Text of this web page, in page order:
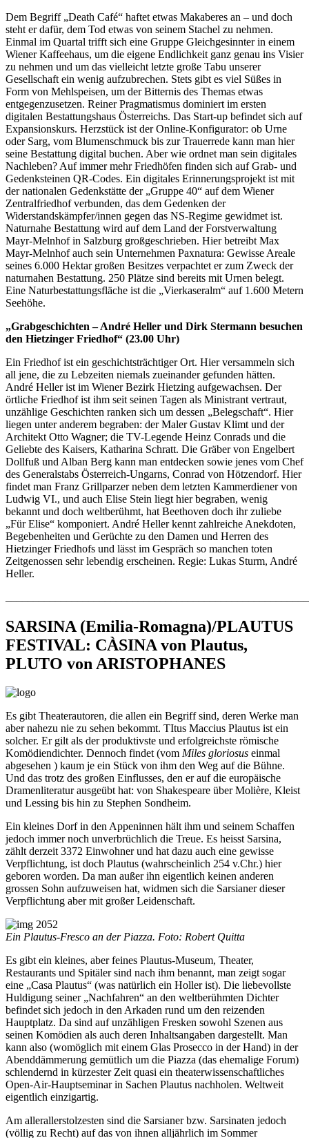
Dem Begriff „Death Café“ haftet etwas Makaberes an – und doch
steht er dafür, dem Tod etwas von seinem Stachel zu nehmen.
Einmal im Quartal trifft sich eine Gruppe Gleichgesinnter in einem
Wiener Kaffeehaus, um die eigene Endlichkeit ganz genau ins Visier
zu nehmen und um das vielleicht letzte große Tabu unserer
Gesellschaft ein wenig aufzubrechen. Stets gibt es viel Süßes in
Form von Mehlspeisen, um der Bitternis des Themas etwas
entgegenzusetzen. Reiner Pragmatismus dominiert im ersten
digitalen Bestattungshaus Österreichs. Das Start-up befindet sich auf
Expansionskurs. Herzstück ist der Online-Konfigurator: ob Urne
oder Sarg, vom Blumenschmuck bis zur Trauerrede kann man hier
seine Bestattung digital buchen. Aber wie ordnet man sein digitales
Nachleben? Auf immer mehr Friedhöfen finden sich auf Grab- und
Gedenksteinen QR-Codes. Ein digitales Erinnerungsprojekt ist mit
der nationalen Gedenkstätte der „Gruppe 40“ auf dem Wiener
Zentralfriedhof verbunden, das dem Gedenken der
Widerstandskämpfer/innen gegen das NS-Regime gewidmet ist.
Naturnahe Bestattung wird auf dem Land der Forstverwaltung
Mayr-Melnhof in Salzburg großgeschrieben. Hier betreibt Max
Mayr-Melnhof auch sein Unternehmen Paxnatura: Gewisse Areale
seines 6.000 Hektar großen Besitzes verpachtet er zum Zweck der
naturnahen Bestattung. 250 Plätze sind bereits mit Urnen belegt.
Eine Naturbestattungsfläche ist die „Vierkaseralm“ auf 1.600 Metern
Seehöhe.
„Grabgeschichten – André Heller und Dirk Stermann besuchen
den Hietzinger Friedhof“ (23.00 Uhr)
Ein Friedhof ist ein geschichtsträchtiger Ort. Hier versammeln sich
all jene, die zu Lebzeiten niemals zueinander gefunden hätten.
André Heller ist im Wiener Bezirk Hietzing aufgewachsen. Der
örtliche Friedhof ist ihm seit seinen Tagen als Ministrant vertraut,
unzählige Geschichten ranken sich um dessen „Belegschaft“. Hier
liegen unter anderem begraben: der Maler Gustav Klimt und der
Architekt Otto Wagner; die TV-Legende Heinz Conrads und die
Geliebte des Kaisers, Katharina Schratt. Die Gräber von Engelbert
Dollfuß und Alban Berg kann man entdecken sowie jenes vom Chef
des Generalstabs Österreich-Ungarns, Conrad von Hötzendorf. Hier
findet man Franz Grillparzer neben dem letzten Kammerdiener von
Ludwig VI., und auch Elise Stein liegt hier begraben, wenig
bekannt und doch weltberühmt, hat Beethoven doch ihr zuliebe
„Für Elise“ komponiert. André Heller kennt zahlreiche Anekdoten,
Begebenheiten und Gerüchte zu den Damen und Herren des
Hietzinger Friedhofs und lässt im Gespräch so manchen toten
Zeitgenossen sehr lebendig erscheinen. Regie: Lukas Sturm, André
Heller.
SARSINA (Emilia-Romagna)/PLAUTUS
FESTIVAL: CÀSINA von Plautus,
PLUTO von ARISTOPHANES
Es gibt Theaterautoren, die allen ein Begriff sind, deren Werke man
aber nahezu nie zu sehen bekommt. TItus Maccius Plautus ist ein
solcher. Er gilt als der produktivste und erfolgreichste römische
Komödiendichter. Dennoch findet (vom Miles gloriosus einmal
abgesehen ) kaum je ein Stück von ihm den Weg auf die Bühne.
Und das trotz des großen Einflusses, den er auf die europäische
Dramenliteratur ausgeübt hat: von Shakespeare über Molière, Kleist
und Lessing bis hin zu Stephen Sondheim.
Ein kleines Dorf in den Appeninnen hält ihm und seinem Schaffen
jedoch immer noch unverbrüchlich die Treue. Es heisst Sarsina,
zählt derzeit 3372 Einwohner und hat dazu auch eine gewisse
Verpflichtung, ist doch Plautus (wahrscheinlich 254 v.Chr.) hier
geboren worden. Da man außer ihn eigentlich keinen anderen
grossen Sohn aufzuweisen hat, widmen sich die Sarsianer dieser
Verpflichtung aber mit großer Leidenschaft.
Ein Plautus-Fresco an der Piazza. Foto: Robert Quitta
Es gibt ein kleines, aber feines Plautus-Museum, Theater,
Restaurants und Spitäler sind nach ihm benannt, man zeigt sogar
eine „Casa Plautus“ (was natürlich ein Holler ist). Die liebevollste
Huldigung seiner „Nachfahren“ an den weltberühmten Dichter
befindet sich jedoch in den Arkaden rund um den reizenden
Hauptplatz. Da sind auf unzähligen Fresken sowohl Szenen aus
seinen Komödien als auch deren Inhaltsangaben dargestellt. Man
kann also (womöglich mit einem Glas Prosecco in der Hand) in der
Abenddämmerung gemütlich um die Piazza (das ehemalige Forum)
schlendernd in kürzester Zeit quasi ein theaterwissenschaftliches
Open-Air-Hauptseminar in Sachen Plautus nachholen. Weltweit
eigentlich einzigartig.
Am allerallerstolzesten sind die Sarsianer bzw. Sarsinaten jedoch
(völlig zu Recht) auf das von ihnen alljährlich im Sommer